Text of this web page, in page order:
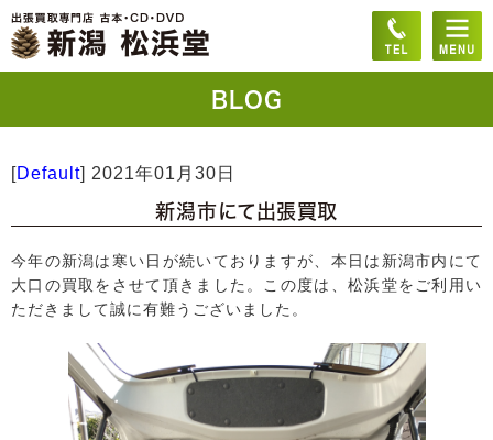
BLOG
[Default] 2021年01月30日
新潟市にて出張買取
今年の新潟は寒い日が続いておりますが、本日は新潟市内にて
大口の買取をさせて頂きました。この度は、松浜堂をご利用い
ただきまして誠に有難うございました。